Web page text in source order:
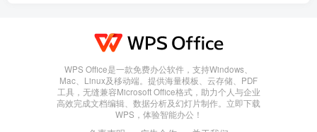
WPS Office是一款免费办公软件，支持Windows、
Mac、Linux及移动端。提供海量模板、云存储、PDF
工具，无缝兼容Microsoft Office格式，助力个人与企业
高效完成文档编辑、数据分析及幻灯片制作。立即下载
WPS，体验智能办公！